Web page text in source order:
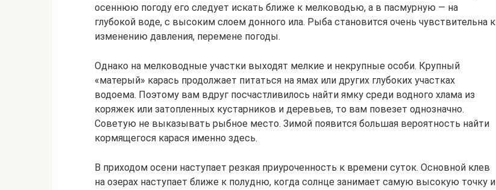
осеннюю погоду его следует искать ближе к мелководью, а в пасмурную — на
глубокой воде, с высоким слоем донного ила. Рыба становится очень чувствительна к
изменению давления, перемене погоды.
Однако на мелководные участки выходят мелкие и некрупные особи. Крупный
«матерый» карась продолжает питаться на ямах или других глубоких участках
водоема. Поэтому вам вдруг посчастливилось найти ямку среди водного хлама из
коряжек или затопленных кустарников и деревьев, то вам повезет однозначно.
Советую не выказывать рыбное место. Зимой появится большая вероятность найти
кормящегося карася именно здесь.
В приходом осени наступает резкая приуроченность к времени суток. Основной клев
на озерах наступает ближе к полудню, когда солнце занимает самую высокую точку и